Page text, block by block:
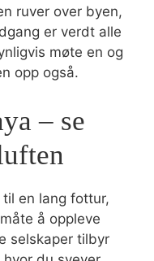
ruver over byen,
er verdt alle
møte en og
opp også.
– se
en lang fottur,
å oppleve
selskaper tilbyr